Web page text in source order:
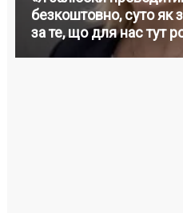
безкоштовно, суто як
за те, що для нас тут